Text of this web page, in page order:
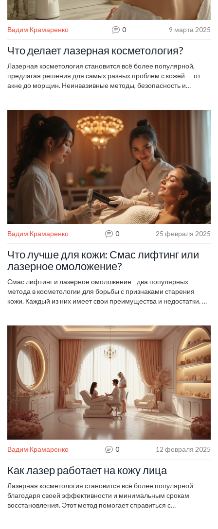
Вадим Крамаренко 0 9 марта 2025
Что делает лазерная косметология?
Лазерная косметология становится всё более популярной,
предлагая решения для самых разных проблем с кожей — от
акне до морщин. Неинвазивные методы, безопасность и
кожу. Узнайте, как выбрать подходящую процедуру и на что
обратить внимание при планировании визита к косметологу.
Вадим Крамаренко 0 25 февраля 2025
Что лучше для кожи: Смас лифтинг или
лазерное омоложение?
Смас лифтинг и лазерное омоложение - два популярных
метода в косметологии для борьбы с признаками старения
кожи. Каждый из них имеет свои преимущества и недостатки. В
вашего типа кожи и целей. Понимание их особенностей
поможет принять обоснованное решение. Узнайте, какой метод
подойдет именно вам!
Вадим Крамаренко 0 12 февраля 2025
Как лазер работает на кожу лица
Лазерная косметология становится всё более популярной
благодаря своей эффективности и минимальным срокам
восстановления. Этот метод помогает справиться с